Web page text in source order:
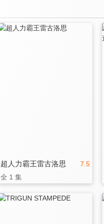
7.5
超人力霸王雷古洛思
全 1 集